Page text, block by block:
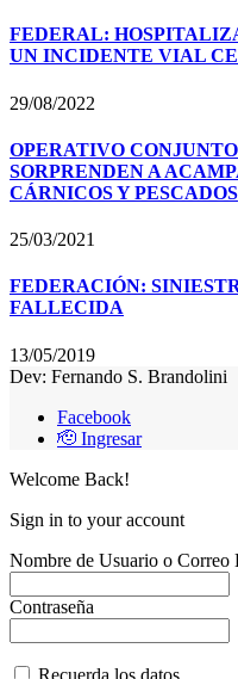
FEDERAL:
UN INCIDENTE VIAL
29/08/2022
OPERATIVO
SORPRENDEN A
CÁRNICOS Y PESCADOS
25/03/2021
FEDERACIÓN:
FALLECIDA
13/05/2019
Dev: Fernando S. Brandolini
Facebook
🫡 Ingresar
Welcome Back!
Sign in to your account
Nombre de Usuario o Correo
Contraseña
Recuerda los datos